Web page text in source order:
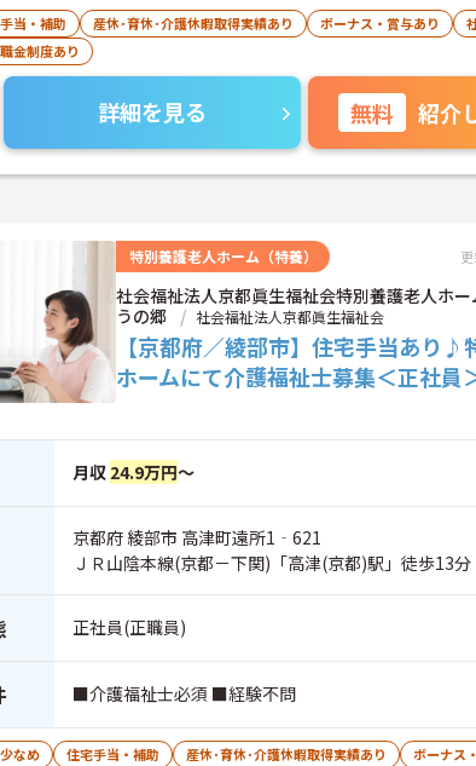
当・補助 産休･育休･介護休暇取得実績あり ボーナス・賞与あり
金制度あり
詳細を見る 無料 紹介
特別養護老人ホーム（特養）
社会福祉法人京都眞生福祉会特別養護老人ホ
うの郷
社会福祉法人京都眞生福祉会
【京都府／綾部市】住宅手当あり♪
ホームにて介護福祉士募集＜正社員
月収 24.9万円～
京都府 綾部市 高津町遠所1‐621
ＪＲ山陰本線(京都－下関)「高津(京都)駅」徒歩13分
正社員(正職員)
■介護福祉士必須 ■経験不問
なめ 住宅手当・補助 産休･育休･介護休暇取得実績あり ボーナス